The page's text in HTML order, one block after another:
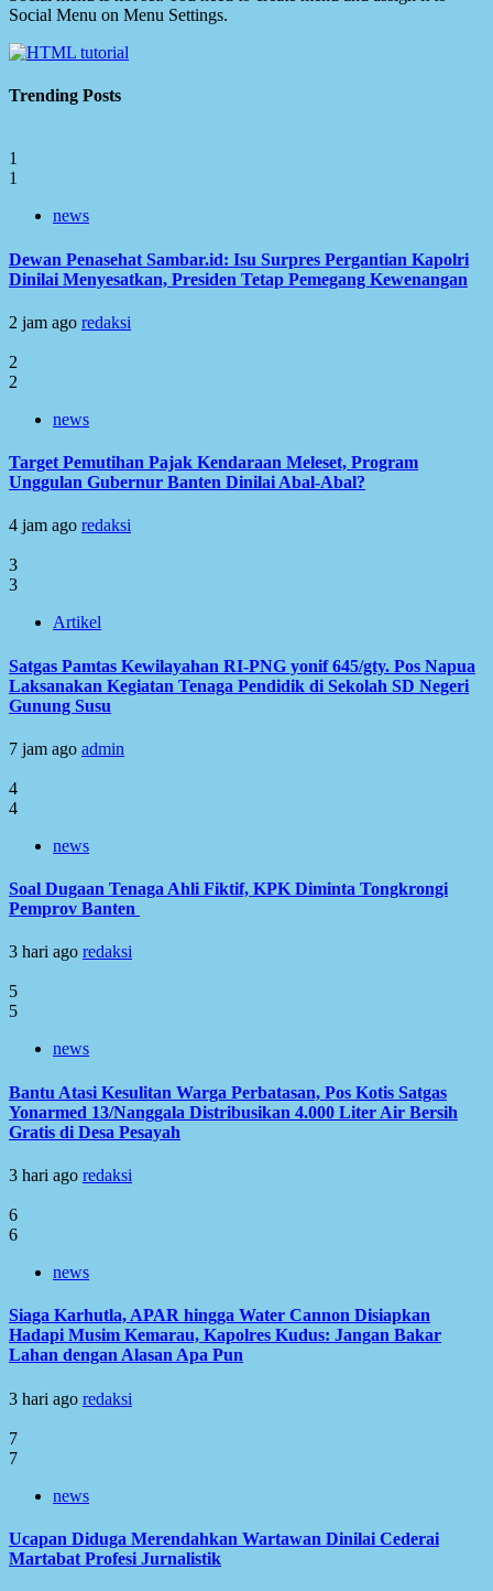
Social Menu on Menu Settings.
Trending Posts
1
1
news
Dewan Penasehat Sambar.id: Isu Surpres Pergantian Kapolri
Dinilai Menyesatkan, Presiden Tetap Pemegang Kewenangan
2 jam ago redaksi
2
2
news
Target Pemutihan Pajak Kendaraan Meleset, Program
Unggulan Gubernur Banten Dinilai Abal-Abal?
4 jam ago redaksi
3
3
Artikel
Satgas Pamtas Kewilayahan RI-PNG yonif 645/gty. Pos Napua
Laksanakan Kegiatan Tenaga Pendidik di Sekolah SD Negeri
Gunung Susu
7 jam ago admin
4
4
news
Soal Dugaan Tenaga Ahli Fiktif, KPK Diminta Tongkrongi
Pemprov Banten
3 hari ago redaksi
5
5
news
Bantu Atasi Kesulitan Warga Perbatasan, Pos Kotis Satgas
Yonarmed 13/Nanggala Distribusikan 4.000 Liter Air Bersih
Gratis di Desa Pesayah
3 hari ago redaksi
6
6
news
Siaga Karhutla, APAR hingga Water Cannon Disiapkan
Hadapi Musim Kemarau, Kapolres Kudus: Jangan Bakar
Lahan dengan Alasan Apa Pun
3 hari ago redaksi
7
7
news
Ucapan Diduga Merendahkan Wartawan Dinilai Cederai
Martabat Profesi Jurnalistik